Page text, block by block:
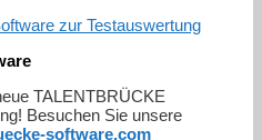
TALENTBRÜCKE
Besuchen Sie unsere
software.com